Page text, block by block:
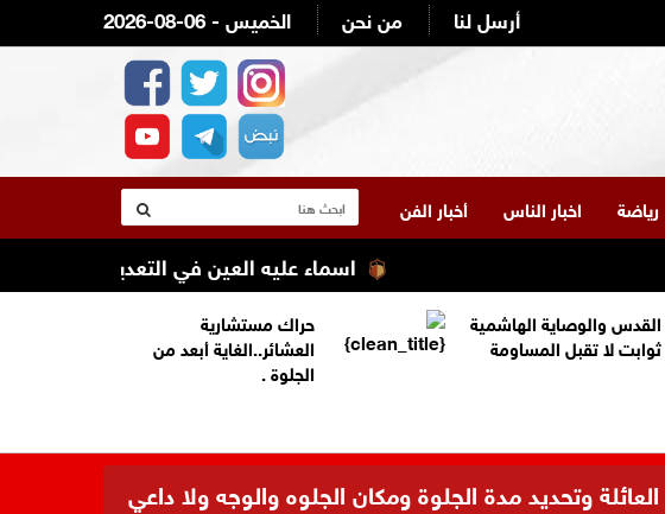
2026-08-06 - الخميس من نحن أرسل لنا
رياضة اخبار الناس أخبار الفن
اسماء عليه العين في التعديل الوزاري
القدس والوصاية الهاشمية
ثوابت لا تقبل المساومة
حراك مستشارية
العشائر..الغاية أبعد من
الجلوة .
وتحديد مدة الجلوة ومكان الجلوه والوجه ولا داعي